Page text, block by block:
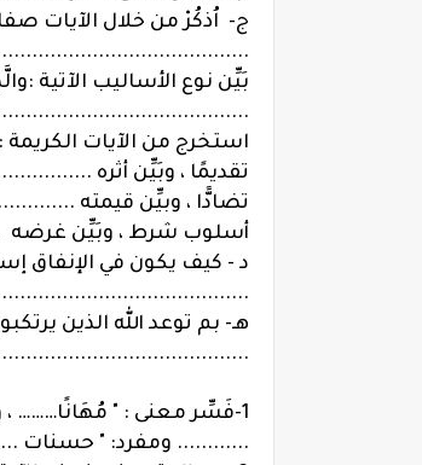
ج- اُذكُرْ من خلال الآيات
بَيِّن نوع الأساليب الآتية
استخرج من الآيات الكريمة :
تقديمًا ، وبَيِّن أثره
تضادًّا ، وبيِّن قيمته
أسلوب شرط ، وبَيِّن غرضه
د - كيف يكون في الإنفاق
هـ- بم توعد الله الذين
1-فَسِّر معنى : " مُهَانًا………
............ ومفرد: " حسنات